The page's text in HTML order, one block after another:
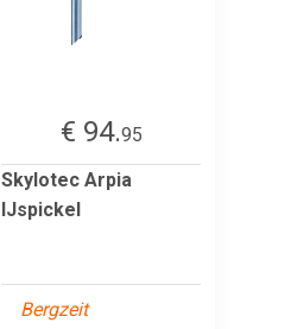
€ 94.95
Skylotec Arpia
IJspickel
Bergzeit